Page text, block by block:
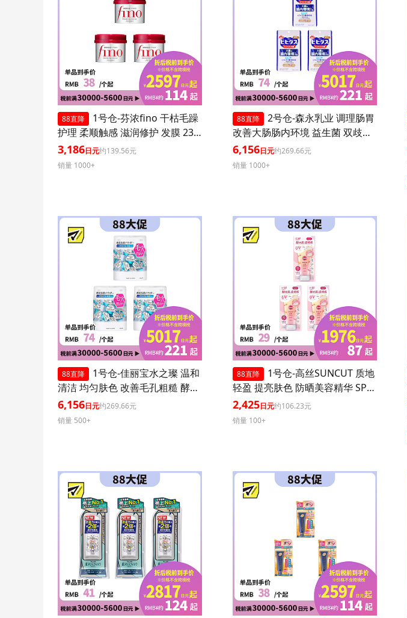
88直降
1号仓-芬浓fino 干枯毛躁
护理 柔顺触感 滋润修护 发膜 230
g 3个装
3,186日元约139.56元
销量 1000+
88直降
2号仓-森永乳业 调理肠胃
改善大肠肠内环境 益生菌 双歧杆
菌胶囊 30粒 3个装
6,156日元约269.66元
销量 1000+
88直降
1号仓-佳丽宝水之璨 温和
清洁 均匀肤色 改善毛孔粗糙 酵素
洗颜粉 蓝色版 32粒 3个装
6,156日元约269.66元
销量 500+
88直降
1号仓-高丝SUNCUT 质地
轻盈 提亮肤色 防晒美容精华 SPF5
0+ PA++++ 玫瑰粉色 80g 3个装 高
效紫外线防护 高保湿配方 提升肌
2,425日元约106.23元
销量 100+